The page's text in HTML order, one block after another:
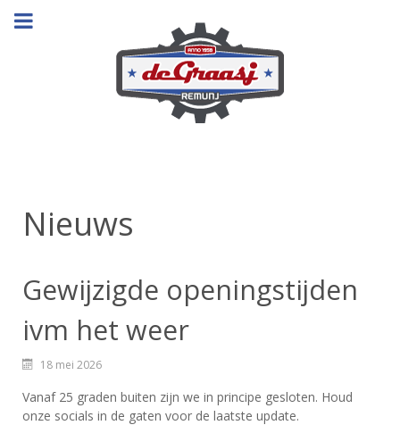
Nieuws
Gewijzigde openingstijden
ivm het weer
18 mei 2026
Vanaf 25 graden buiten zijn we in principe gesloten. Houd
onze socials in de gaten voor de laatste update.